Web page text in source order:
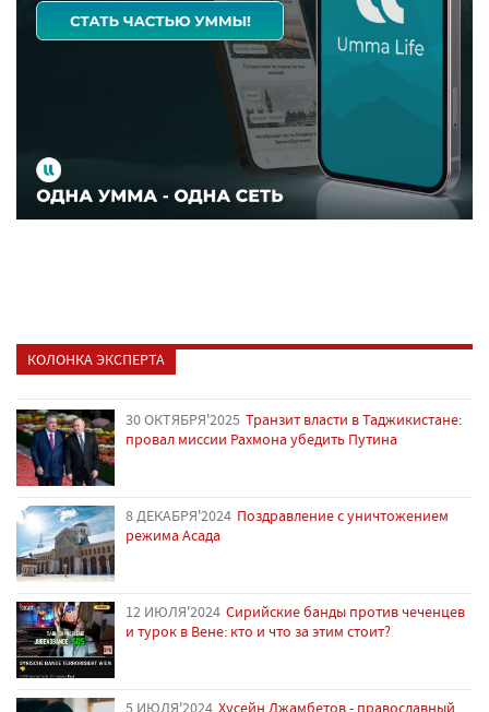
КОЛОНКА ЭКСПЕРТА
30 ОКТЯБРЯ'2025 Транзит власти в Таджикистане:
провал миссии Рахмона убедить Путина
8 ДЕКАБРЯ'2024 Поздравление с уничтожением
режима Асада
12 ИЮЛЯ'2024 Сирийские банды против чеченцев
и турок в Вене: кто и что за этим стоит?